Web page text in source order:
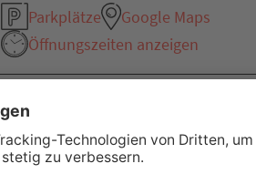
Parkplätze
Google Maps
Öffnungszeiten anzeigen
KAI - Kultur. Ambiente.